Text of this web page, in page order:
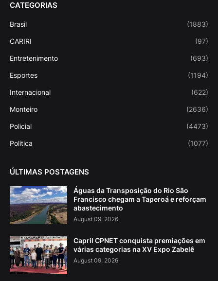
CATEGORIAS
Brasil (1883)
CARIRI (97)
Entretenimento (693)
Esportes (1194)
Internacional (622)
Monteiro (2636)
Policial (4473)
Politica (1077)
ÚLTIMAS POSTAGENS
Águas da Transposição do Rio São
Francisco chegam a Taperoá e reforçam
abastecimento
August 09, 2026
Capril CPNET conquista premiações em
várias categorias na XV Expo Zabelê
August 09, 2026